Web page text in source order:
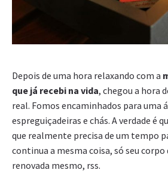
Depois de uma hora relaxando com a
que já recebi na vida, chegou a hora
real. Fomos encaminhados para uma
espreguiçadeiras e chás. A verdade é
que realmente precisa de um tempo
continua a mesma coisa, só seu corpo
renovada mesmo, rss.